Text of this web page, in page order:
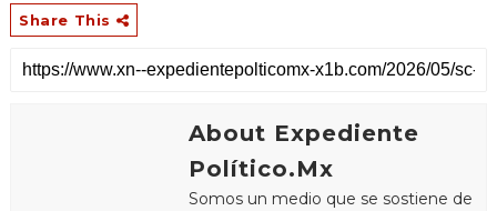
Share This
About Expediente
Político.Mx
Somos un medio que se sostiene de